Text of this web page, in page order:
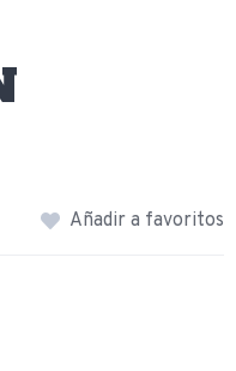
Añadir a favoritos